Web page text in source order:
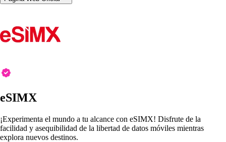
eSIMX
¡Experimenta el mundo a tu alcance con eSIMX! Disfrute de la
facilidad y asequibilidad de la libertad de datos móviles mientras
explora nuevos destinos.